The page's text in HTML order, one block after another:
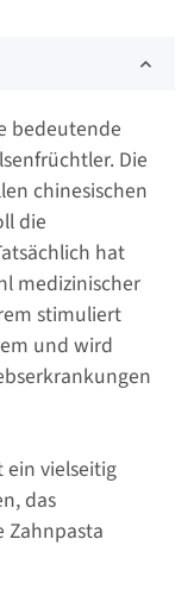
bedeutende
Die
chinesischen
die
hat
medizinischer
stimuliert
und wird
ein vielseitig
das
Zahnpasta